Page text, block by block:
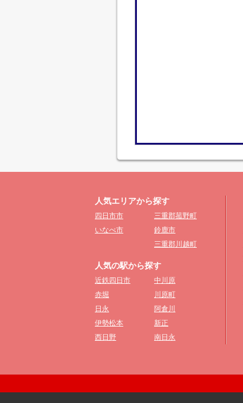
人気エリアから探す
四日市市
三重郡菰野町
いなべ市
鈴鹿市
三重郡川越町
人気の駅から探す
近鉄四日市
中川原
赤堀
川原町
日永
阿倉川
伊勢松本
新正
西日野
南日永